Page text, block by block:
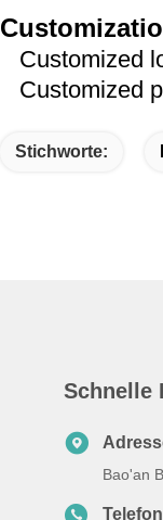
Customized
Customized
Stichworte:
Schnelle
Bao'an
Telefon